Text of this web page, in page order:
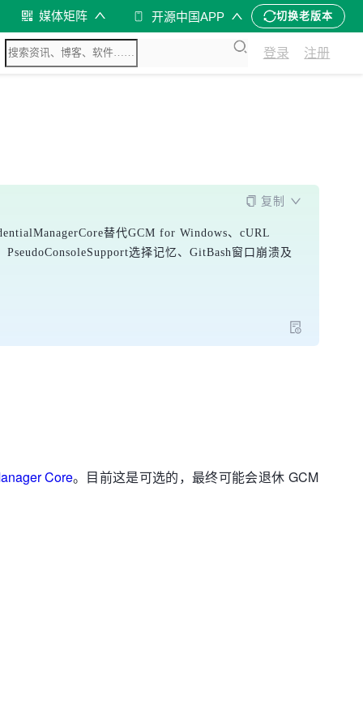
媒体矩阵 开源中国APP 切换老版本
登录 注册
复制
替代GCM for Windows、cURL
选择记忆、GitBash窗口崩溃及
Core。目前这是可选的，最终可能会退休 GCM